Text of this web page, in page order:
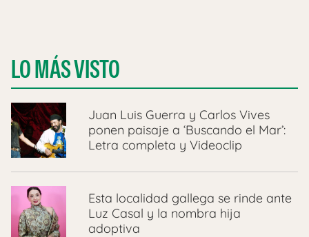
LO MÁS VISTO
Juan Luis Guerra y Carlos Vives
ponen paisaje a ‘Buscando el Mar’:
Letra completa y Videoclip
Esta localidad gallega se rinde ante
Luz Casal y la nombra hija
adoptiva